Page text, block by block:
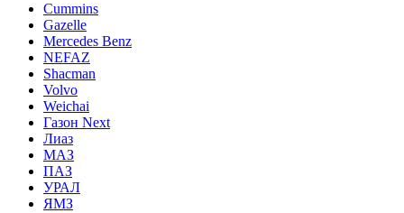
Cummins
Gazelle
Mercedes Benz
NEFAZ
Shacman
Volvo
Weichai
Газон Next
Лиаз
МАЗ
ПАЗ
УРАЛ
ЯМЗ